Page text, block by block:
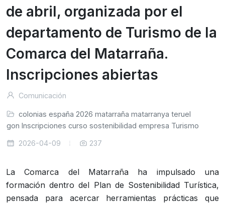
de abril, organizada por el
departamento de Turismo de la
Comarca del Matarraña.
Inscripciones abiertas
Comunicación
colonias españa 2026 matarraña matarranya teruel
Inscripciones curso sostenibilidad empresa Turismo
2026-04-09 237
La Comarca del Matarraña ha impulsado una
formación dentro del Plan de Sostenibilidad Turística,
pensada para acercar herramientas prácticas que